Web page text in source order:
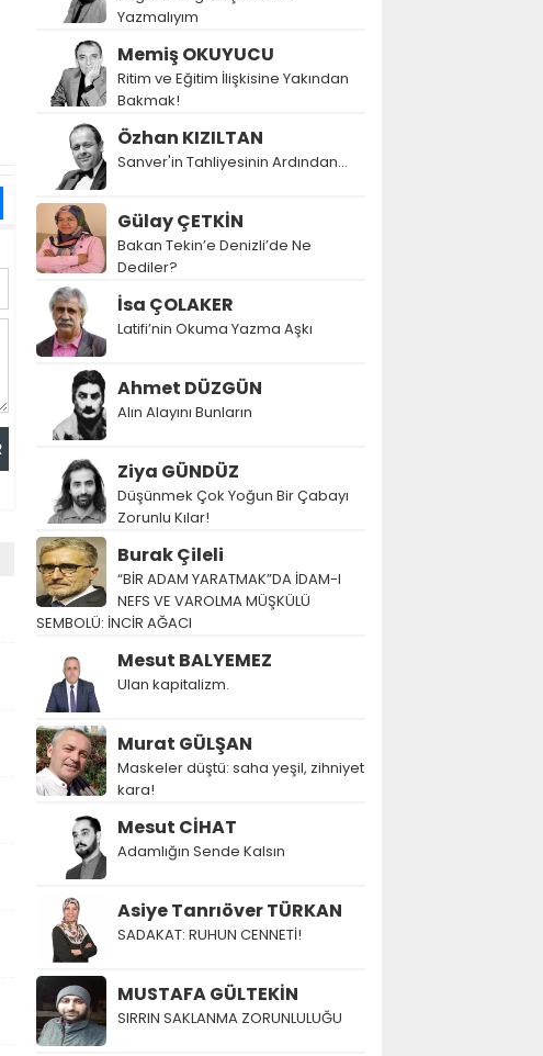
Yazmalıyım
Memiş OKUYUCU
Ritim ve Eğitim İlişkisine Yakından
Bakmak!
Özhan KIZILTAN
Sanver'in Tahliyesinin Ardından…
Gülay ÇETKİN
Bakan Tekin’e Denizli’de Ne
Dediler?
İsa ÇOLAKER
Latifi’nin Okuma Yazma Aşkı
Ahmet DÜZGÜN
Alın Alayını Bunların
Ziya GÜNDÜZ
Düşünmek Çok Yoğun Bir Çabayı
Zorunlu Kılar!
Burak Çileli
“BİR ADAM YARATMAK”DA İDAM-I
NEFS VE VAROLMA MÜŞKÜLÜ
SEMBOLÜ: İNCİR AĞACI
Mesut BALYEMEZ
Ulan kapitalizm.
Murat GÜLŞAN
Maskeler düştü: saha yeşil, zihniyet
kara!
Mesut CİHAT
Adamlığın Sende Kalsın
Asiye Tanrıöver TÜRKAN
SADAKAT: RUHUN CENNETİ!
MUSTAFA GÜLTEKİN
SIRRIN SAKLANMA ZORUNLULUĞU